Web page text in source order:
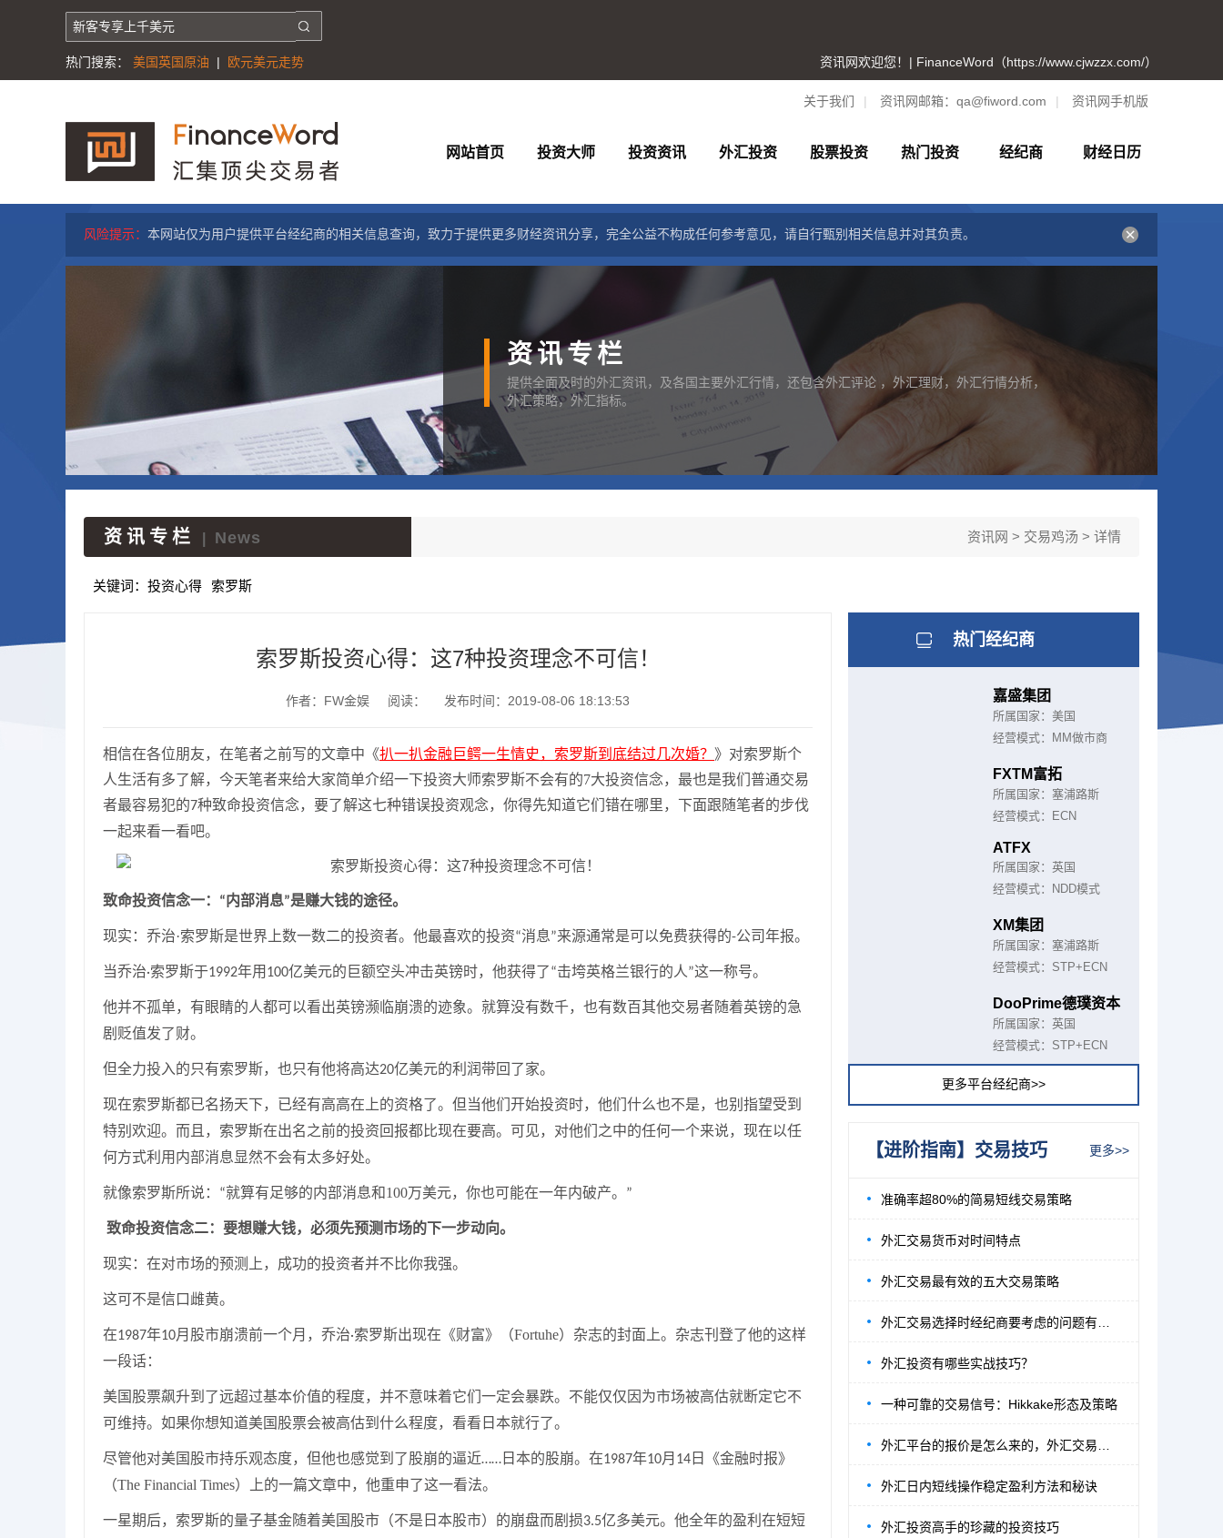
热门搜索： 美国英国原油 | 欧元美元走势 资讯网欢迎您！| FinanceWord（https://www.cjwzzx.com/）
关于我们 | 资讯网邮箱： qa@fiword.com | 资讯网手机版
网站首页 投资大师 投资资讯 外汇投资 股票投资 热门投资 经纪商 财经日历
风险提示： 本网站仅为用户提供平台经纪商的相关信息查询，致力于提供更多财经资讯分享，完全公益不构成任何参考意见，请自行甄别相关信息并对其负责。
资讯专栏
提供全面及时的外汇资讯，及各国主要外汇行情，还包含外汇评论 ，外汇理财，外汇行情分析，
外汇策略，外汇指标。
资讯专栏 News 资讯网 > 交易鸡汤 > 详情
关键词： 投资心得 索罗斯
索罗斯投资心得：这7种投资理念不可信！
作者：FW金娱 阅读： 发布时间：2019-08-06 18:13:53
相信在各位朋友，在笔者之前写的文章中《扒一扒金融巨鳄一生情史，索罗斯到底结过几次婚？ 》对索罗斯个
人生活有多了解，今天笔者来给大家简单介绍一下投资大师索罗斯不会有的7大投资信念，最也是我们普通交易
者最容易犯的7种致命投资信念，要了解这七种错误投资观念，你得先知道它们错在哪里，下面跟随笔者的步伐
一起来看一看吧。
致命投资信念一： “内部消息”是赚大钱的途径。
现实： 乔治·索罗斯是世界上数一数二的投资者。他最喜欢的投资“消息”来源通常是可以免费获得的-公司年报。
当乔治·索罗斯于1992年用 100亿美元的巨额空头冲击英镑时，他获得了“击垮英格兰银行的人”这一称号。
他并不孤单， 有眼睛的人都可以看出英镑濒临崩溃的迹象。就算没有数千，也有数百其他交易者随着英镑的急
剧贬值发了财。
但全力投入的只有索罗斯，也只有他将高达20亿美元的利润带回了家。
现在索罗斯都已名扬天下，已经有高高在上的资格了。但当他们开始投资时，他们什么也不是，也别指望受到
特别欢迎。而且，索罗斯在出名之前的投资回报都比现在要高。可见，对他们之中的任何一个来说，现在以任
何方式利用内部消息显然不会有太多好处。
就像索罗斯所说： “就算有足够的内部消息和100万美元，你也可能在一年内破产。 ”
致命投资信念二：要想赚大钱，必须先预测市场的下一步动向。
现实：在对市场的预测上，成功的投资者并不比你我强。
这可不是信口雌黄。
在1987年10月股市崩溃前一个月，乔治·索罗斯出现在《财富》（Fortuhe）杂志的封面上。杂志刊登了他的这样
一段话：
美国股票飙升到了远超过基本价值的程度，并不意味着它们一定会暴跌。不能仅仅因为市场被高估就断定它不
可维持。如果你想知道美国股票会被高估到什么程度，看看日本就行了。
尽管他对美国股市持乐观态度，但他也感觉到了股崩的逼近…… 日本的股崩。在1987年10月 14 日《金融时报》
（The Financial Times）上的一篇文章中，他重申了这一看法。
一星期后，索罗斯的量子基金随着美国股市（不是日本股市）的崩盘而剧损3.5亿多美元。他全年的盈利在短短
热门经纪商
嘉盛集团
所属国家：美国
经营模式：MM做市商
FXTM富拓
所属国家：塞浦路斯
经营模式：ECN
ATFX
所属国家：英国
经营模式：NDD模式
XM集团
所属国家：塞浦路斯
经营模式：STP+ECN
DooPrime德璞资本
所属国家：英国
经营模式：STP+ECN
更多平台经纪商>>
【进阶指南】交易技巧 更多>>
准确率超80%的简易短线交易策略
外汇交易货币对时间特点
外汇交易最有效的五大交易策略
外汇投资有哪些实战技巧？
一种可靠的交易信号：Hikkake形态及策略
外汇日内短线操作稳定盈利方法和秘诀
外汇投资高手的珍藏的投资技巧